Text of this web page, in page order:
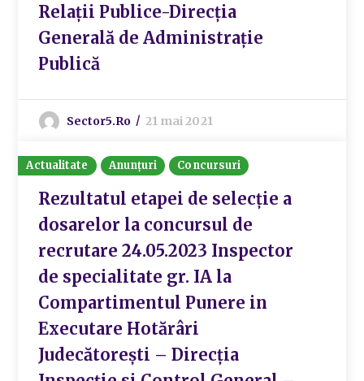
Relații Publice-Direcția
Generală de Administrație
Publică
Sector5.ro 21 mai 2021
Actualitate Anunțuri Concursuri
Rezultatul etapei de selecție a
dosarelor la concursul de
recrutare 24.05.2023 Inspector
de specialitate gr. IA la
Compartimentul Punere in
Executare Hotărâri
Judecătorești – Direcția